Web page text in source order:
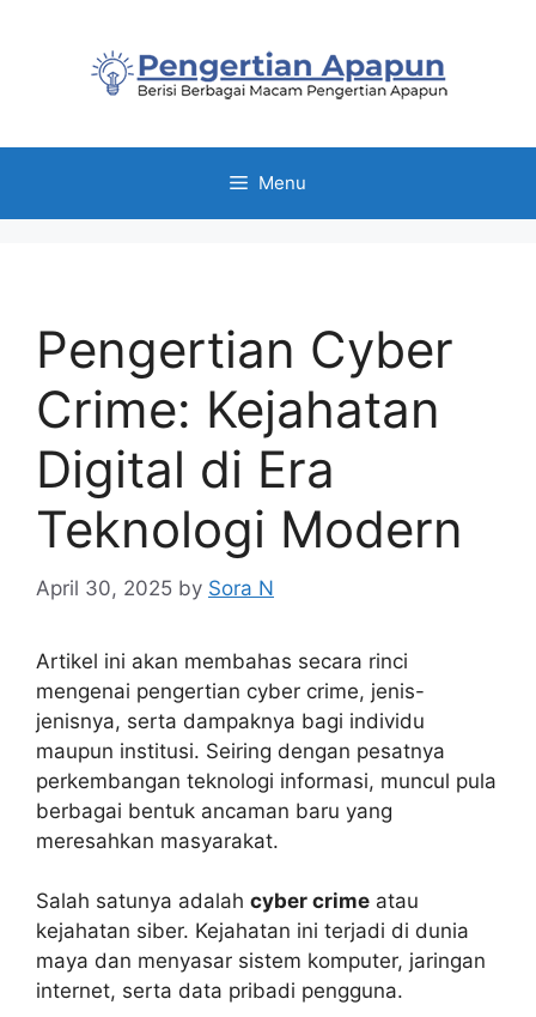
Menu
Pengertian Cyber
Crime: Kejahatan
Digital di Era
Teknologi Modern
April 30, 2025 by Sora N
Artikel ini akan membahas secara rinci
mengenai pengertian cyber crime, jenis-
jenisnya, serta dampaknya bagi individu
maupun institusi. Seiring dengan pesatnya
perkembangan teknologi informasi, muncul pula
berbagai bentuk ancaman baru yang
meresahkan masyarakat.
Salah satunya adalah cyber crime atau
kejahatan siber. Kejahatan ini terjadi di dunia
maya dan menyasar sistem komputer, jaringan
internet, serta data pribadi pengguna.